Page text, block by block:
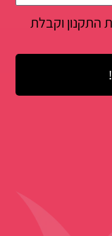
וקבלת